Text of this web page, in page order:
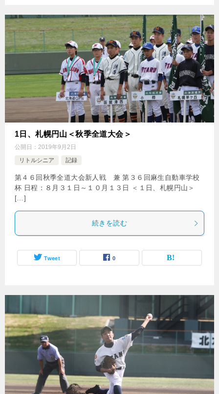
1日、札幌円山＜秋季全道大会＞
公開日： 2019年9月2日
リトルシニア
記録
第４６回秋季全道大会新人戦 兼 第３６回麻生自動車学校
杯 日程：８月３１日～１０月１３日 ＜１日、札幌円山＞
[…]
続きを読む
Tweet 0